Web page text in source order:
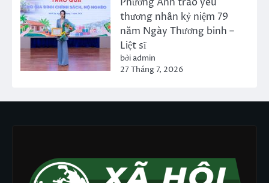
thương nhân kỷ niệm 79
năm Ngày Thương binh –
Liệt sĩ
bởi admin
27 Tháng 7, 2026